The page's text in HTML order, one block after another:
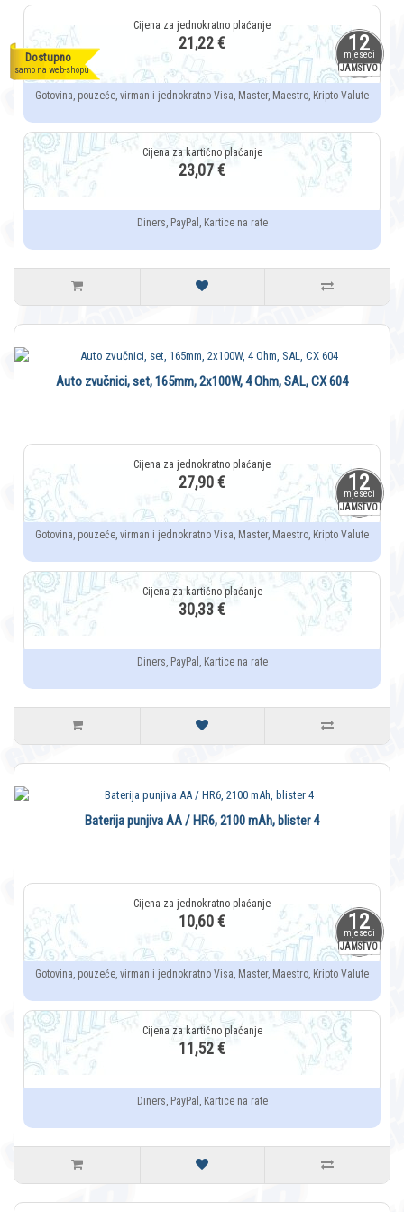
12
mjeseci
JAMSTVO
Dostupno
samo na web-shopu
21,22 €
Gotovina, pouzeće, virman i jednokratno Visa, Master, Maestro, Kripto Valute
23,07 €
Diners, PayPal, Kartice na rate
12
mjeseci
JAMSTVO
Auto zvučnici, set, 165mm, 2x100W, 4 Ohm, SAL, CX 604
27,90 €
Gotovina, pouzeće, virman i jednokratno Visa, Master, Maestro, Kripto Valute
30,33 €
Diners, PayPal, Kartice na rate
12
mjeseci
JAMSTVO
Baterija punjiva AA / HR6, 2100 mAh, blister 4
10,60 €
Gotovina, pouzeće, virman i jednokratno Visa, Master, Maestro, Kripto Valute
11,52 €
Diners, PayPal, Kartice na rate